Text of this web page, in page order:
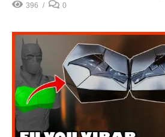
396
0